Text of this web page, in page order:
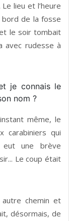
lieu et l’heure
bord de la fosse
le soir tombait
avec rudesse à
je connais le
nom ?
même, le
carabiniers qui
eut une brève
Le coup était
chemin et
désormais, de